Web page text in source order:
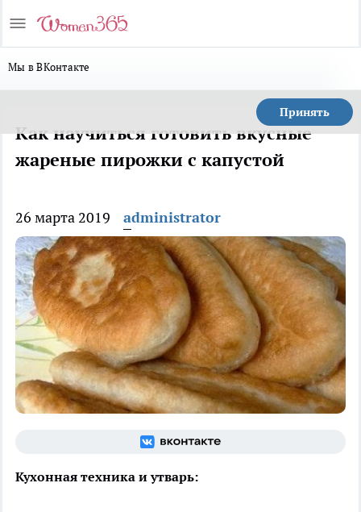
Мы в ВКонтакте
Принять
Как научиться готовить вкусные
жареные пирожки с капустой
26 марта 2019 administrator
Кухонная техника и утварь: